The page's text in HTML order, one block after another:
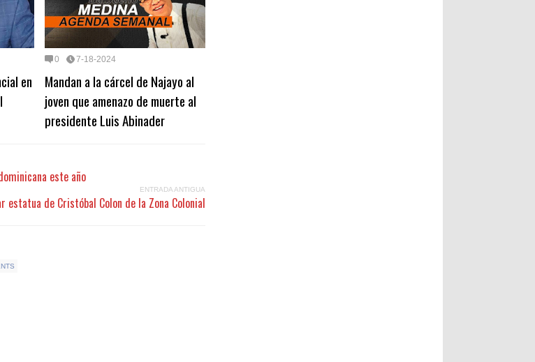
en
0 7-18-2024
Mandan a la cárcel de Najayo al
joven que amenazo de muerte al
presidente Luis Abinader
este año
ENTRADA ANTIGUA
estatua de Cristóbal Colon de la Zona Colonial